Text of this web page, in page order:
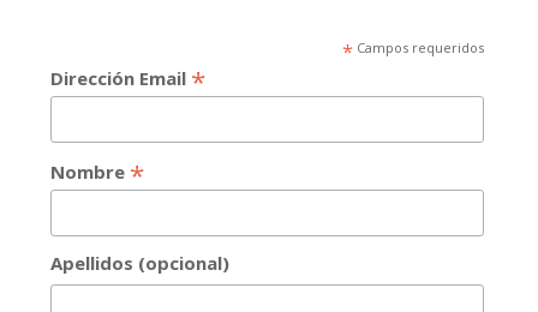
*Campos requeridos
Dirección Email *
Nombre *
Apellidos (opcional)